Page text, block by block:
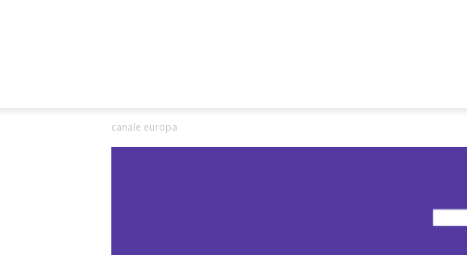
canale europa